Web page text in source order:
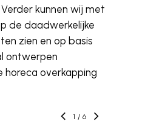
kunnen wij met
de daadwerkelijke
zien en op basis
ontwerpen
horeca overkapping
1 / 6